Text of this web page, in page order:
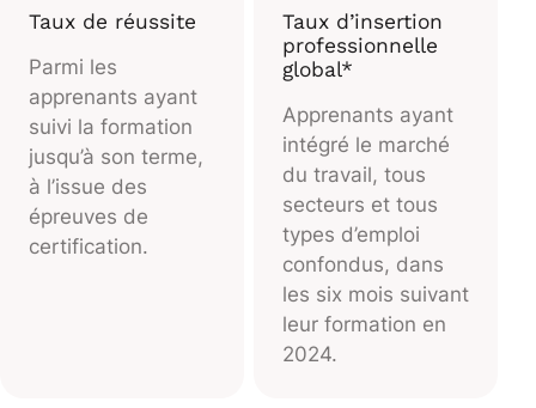
Taux de réussite
Parmi les
apprenants ayant
suivi la formation
jusqu’à son terme,
à l’issue des
épreuves de
certification.
Taux d’insertion
professionnelle
global*
Apprenants ayant
intégré le marché
du travail, tous
secteurs et tous
types d’emploi
confondus, dans
les six mois suivant
leur formation en
2024.